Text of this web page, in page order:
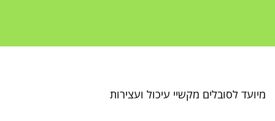
מיועד לסובלים מקשיי עיכול ועצירות